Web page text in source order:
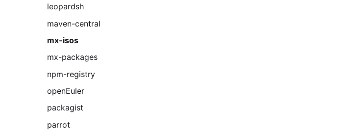
leopardsh
maven-central
mx-isos
mx-packages
npm-registry
openEuler
packagist
parrot